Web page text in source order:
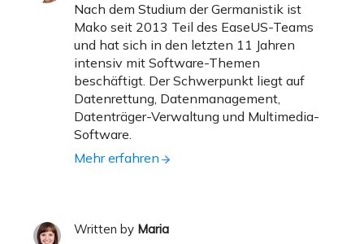
Nach dem Studium der Germanistik ist
Mako seit 2013 Teil des EaseUS-Teams
und hat sich in den letzten 11 Jahren
intensiv mit Software-Themen
beschäftigt. Der Schwerpunkt liegt auf
Datenrettung, Datenmanagement,
Datenträger-Verwaltung und Multimedia-
Software.
Mehr erfahren
Written by Maria